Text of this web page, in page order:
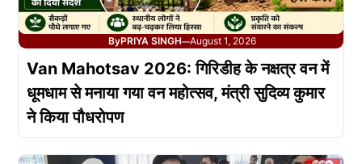
ByPRIYA SINGH—August 1, 2026
Van Mahotsav 2026: गिरिडीह के नक्षत्र वन में
धूमधाम से मनाया गया वन महोत्सव, मंत्री सुदिव्य कुमार
ने किया पौधरोपण